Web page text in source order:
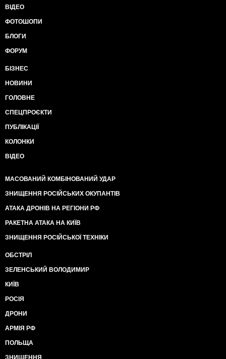
ВІДЕО
ФОТОШОПИ
БЛОГИ
ФОРУМ
БІЗНЕС
НОВИНИ
ГОЛОВНЕ
СПЕЦПРОЄКТИ
ПУБЛІКАЦІЇ
КОЛОНКИ
ВІДЕО
МАСОВАНИЙ КОМБІНОВАНИЙ УДАР
ЗНИЩЕННЯ РОСІЙСЬКИХ ОКУПАНТІВ
АТАКА ДРОНІВ НА РЕГІОНИ РФ
РАКЕТНА АТАКА НА КИЇВ
ЗНИЩЕННЯ РОСІЙСЬКОЇ ТЕХНІКИ
ОБСТРІЛ
ЗЕЛЕНСЬКИЙ ВОЛОДИМИР
КИЇВ
РОСІЯ
ДРОНИ
АРМІЯ РФ
ПОЛЬЩА
ЗНИЩЕННЯ